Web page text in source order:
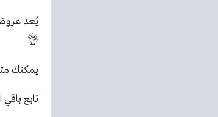
يُعد
👌
يمكنك
تابع